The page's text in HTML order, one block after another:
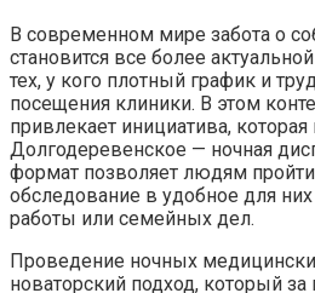
В современном мире забота о
становится все более
тех, у кого плотный график и
посещения клиники. В этом
привлекает инициатива,
Долгодеревенское — ночная
формат позволяет людям
обследование в удобное для
работы или семейных дел.
Проведение ночных
новаторский подход, который